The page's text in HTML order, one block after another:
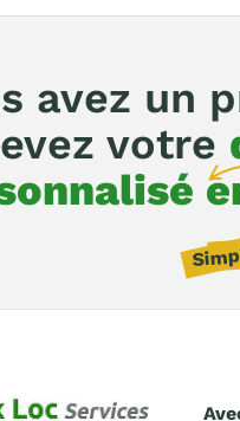
avez un
votre